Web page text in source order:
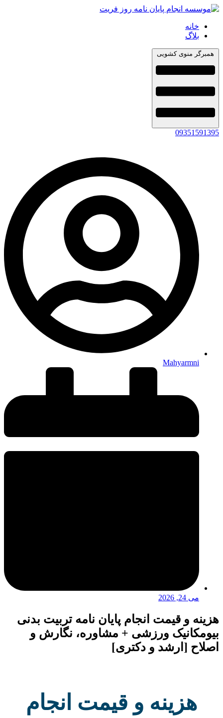
خانه
بلاگ
همبرگر منوی کشویی
09351591395
Mahyarmni
می 24, 2026
هزینه و قیمت انجام پایان نامه تربیت بدنی
بیومکانیک ورزشی + مشاوره، نگارش و
اصلاح [ارشد و دکتری]
هزینه و قیمت انجام